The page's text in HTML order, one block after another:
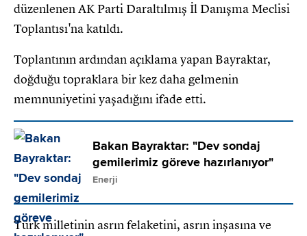
düzenlenen AK Parti Daraltılmış İl Danışma Meclisi
Toplantısı'na katıldı.
Toplantının ardından açıklama yapan Bayraktar,
doğduğu topraklara bir kez daha gelmenin
memnuniyetini yaşadığını ifade etti.
Bakan Bayraktar: "Dev sondaj
gemilerimiz göreve hazırlanıyor"
Enerji
Türk milletinin asrın felaketini, asrın inşasına ve